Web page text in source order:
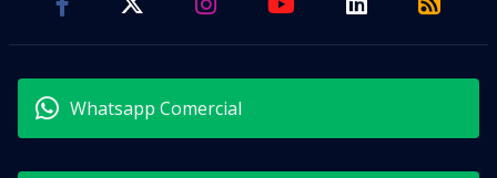
Whatsapp Comercial